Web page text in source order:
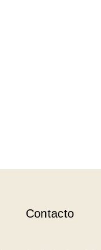
Contacto